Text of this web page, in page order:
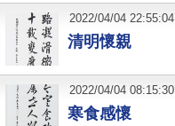
清明懷親
2022/04/04 22:55:04
寒食感懷
2022/04/04 08:15:30